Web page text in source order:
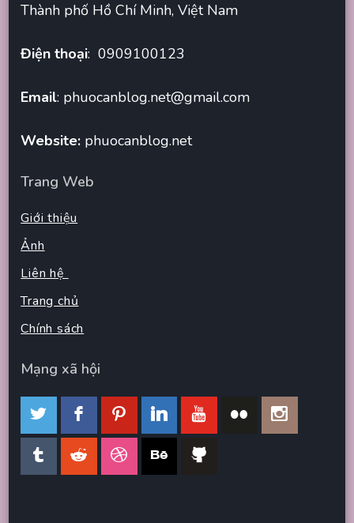
Thành phố Hồ Chí Minh, Việt Nam
Điện thoại: 0909100123
Email: phuocanblog.net@gmail.com
Website: phuocanblog.net
Trang Web
Giới thiệu
Ảnh
Liên hệ
Trang chủ
Chính sách
Mạng xã hội